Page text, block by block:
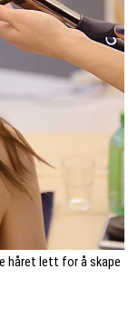
håret lett for å skape